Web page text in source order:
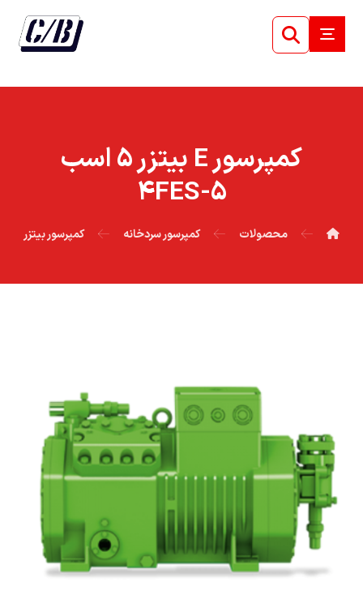
کمپرسور E بيتزر ۵ اسب
۵-۴FES
محصولات کمپرسور سردخانه کمپرسور بیتزر